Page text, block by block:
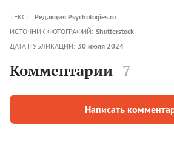
ТЕКСТ: Редакция Psychologies.ru
ИСТОЧНИК ФОТОГРАФИЙ: Shutterstock
ДАТА ПУБЛИКАЦИИ: 30 июля 2024
Комментарии 7
Написать